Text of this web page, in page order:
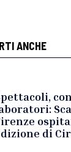
ANCHE
di